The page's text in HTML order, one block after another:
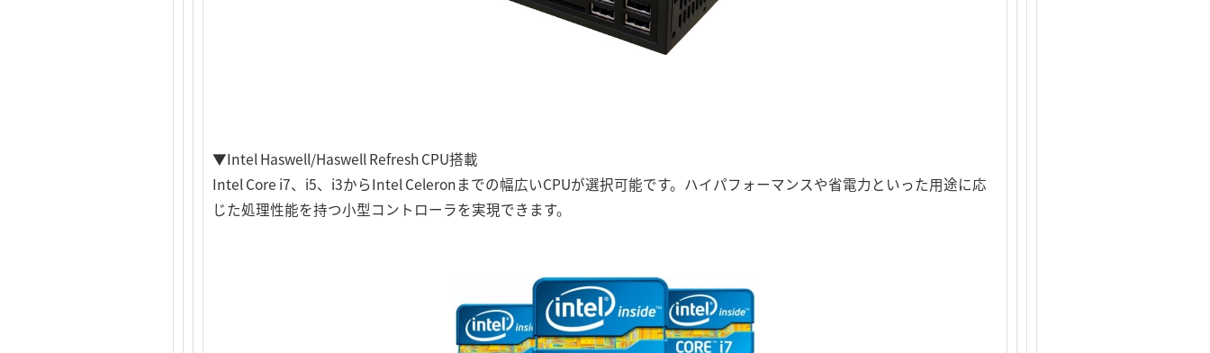
▼Intel Haswell/Haswell Refresh CPU搭載
Intel Core i7、i5、i3からIntel Celeronまでの幅広いCPUが選択可能です。ハイパフォーマンスや省電力といった用途に応
じた処理性能を持つ小型コントローラを実現できます。